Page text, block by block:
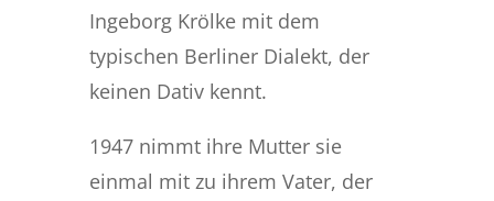
Ingeborg Krölke mit dem
typischen Berliner Dialekt, der
keinen Dativ kennt.
1947 nimmt ihre Mutter sie
einmal mit zu ihrem Vater, der